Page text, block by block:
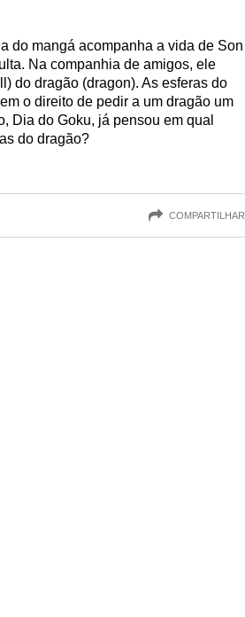
do mangá acompanha a vida de Son
Na companhia de amigos, ele
do dragão (dragon). As esferas do
o direito de pedir a um dragão um
Dia do Goku, já pensou em qual
do dragão?
COMPARTILHAR